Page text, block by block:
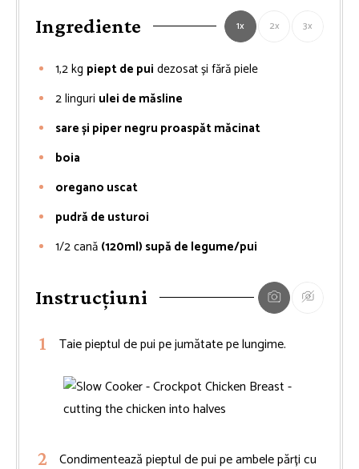
Ingrediente 1x 2x 3x
1,2kg piept de pui dezosat și fără piele
2linguri ulei de măsline
sare și piper negru proaspăt măcinat
boia
oregano uscat
pudră de usturoi
1/2cană (120ml) supă de legume/pui
Instrucțiuni
Taie pieptul de pui pe jumătate pe lungime.
Condimentează pieptul de pui pe ambele părți cu